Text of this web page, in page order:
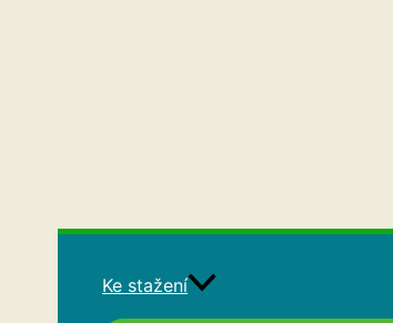
Ke stažení